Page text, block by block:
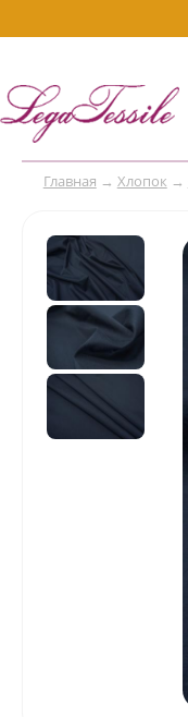
Главная → Хлопок →